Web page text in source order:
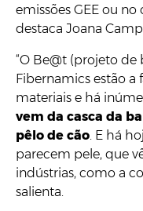
emissões GEE ou
destaca Joana
“O Be@t (projeto
Fibernamics estão a
materiais e há
vem da casca da
pêlo de cão. E há
parecem pele, que
indústrias, como a
salienta.